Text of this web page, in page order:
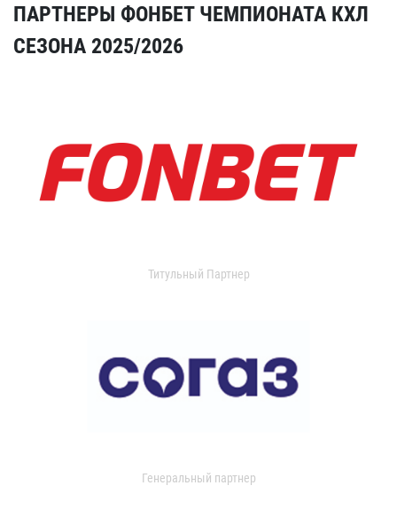
ПАРТНЕРЫ ФОНБЕТ ЧЕМПИОНАТА КХЛ
СЕЗОНА 2025/2026
Титульный Партнер
Генеральный партнер